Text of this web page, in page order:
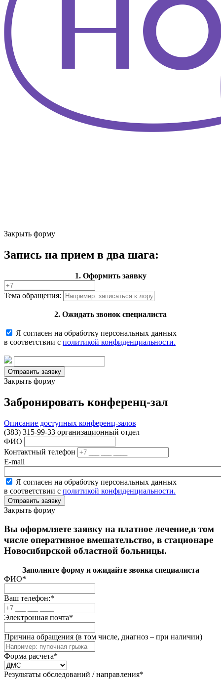
Закрыть форму
Запись на прием в два шага:
1. Оформить заявку
Тема обращения:
2. Ожидать звонок специалиста
Я согласен на обработку персональных данных
в соответствии с политикой конфиденциальности.
Закрыть форму
Забронировать конференц-зал
Описание доступных конференц-залов
(383) 315-99-33 организационный отдел
ФИО
Контактный телефон
E-mail
Я согласен на обработку персональных данных
в соответствии с политикой конфиденциальности.
Закрыть форму
Вы оформляете заявку на платное лечение,в том
числе оперативное вмешательство, в стационаре
Новосибирской областной больницы.
Заполните форму и ожидайте звонка специалиста
ФИО*
Ваш телефон:*
Электронная почта*
Причина обращения (в том числе, диагноз – при наличии)
Форма расчета*
Результаты обследований / направления*